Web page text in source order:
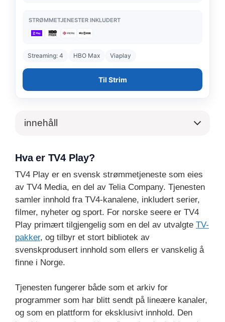
STRØMMETJENESTER INKLUDERT
Streaming: 4 HBO Max Viaplay
Til Strim
innehåll
Hva er TV4 Play?
TV4 Play er en svensk strømmetjeneste som eies
av TV4 Media, en del av Telia Company. Tjenesten
samler innhold fra TV4-kanalene, inkludert serier,
filmer, nyheter og sport. For norske seere er TV4
Play primært tilgjengelig som en del av utvalgte TV-
pakker, og tilbyr et stort bibliotek av
svenskprodusert innhold som ellers er vanskelig å
finne i Norge.
Tjenesten fungerer både som et arkiv for
programmer som har blitt sendt på lineære kanaler,
og som en plattform for eksklusivt innhold. Den